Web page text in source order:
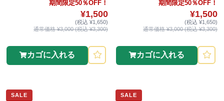
期間限定50％OFF！
¥1,500
(税込 ¥1,650)
通常価格 ¥3,000 (税込 ¥3,300)
カゴに入れる
期間限定50％OFF！
¥1,500
(税込 ¥1,650)
通常価格 ¥3,000 (税込 ¥3,300)
カゴに入れる
SALE SALE